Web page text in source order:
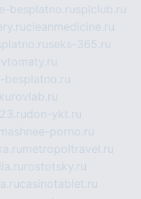
besplatno.rusplclub.ru
cleanmedicine.ru
seks-365.ru
besplatno.ru
don-ykt.ru
porno.ru
metropoltravel.ru
rostotsky.ru
casinotablet.ru